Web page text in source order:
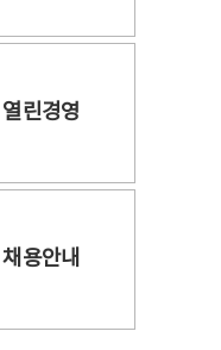
열린경영
채용안내